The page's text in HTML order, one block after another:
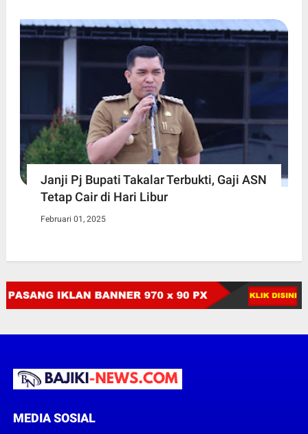
Janji Pj Bupati Takalar Terbukti, Gaji ASN
Tetap Cair di Hari Libur
Februari 01, 2025
MEDIA SOSIAL